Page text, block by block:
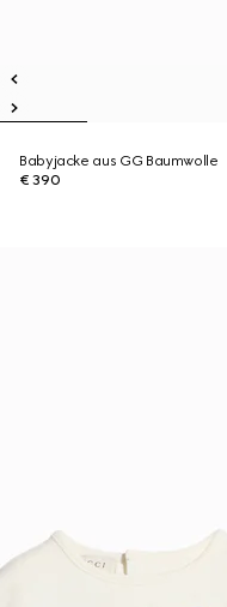
Babyjacke aus GG Baumwolle
€ 390